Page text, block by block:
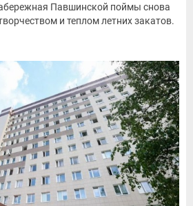
Павшинской поймы снова
и теплом летних закатов.